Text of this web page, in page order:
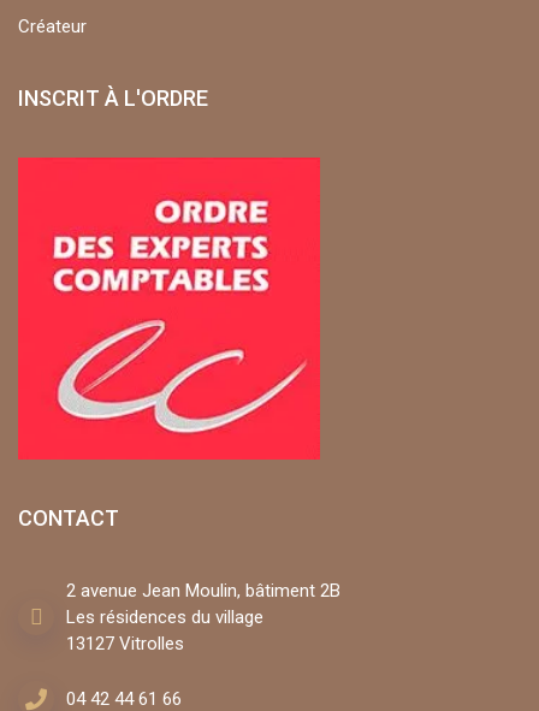
Créateur
INSCRIT À L'ORDRE
CONTACT
2 avenue Jean Moulin, bâtiment 2B
Les résidences du village
13127 Vitrolles
04 42 44 61 66